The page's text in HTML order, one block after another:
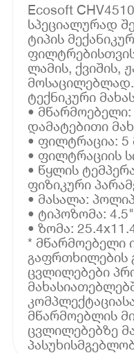
Ecosoft
სპეციალურად
ტიპის
ლამის, ქვიშის,
მოსაცილებლად.
ტექნიკური
• მწარმოებელი:
დამატებითი
• ფილტრაცია: 5
• ფილტრაციის
• წყლის
ფიზიკური
• მასალა:
• ტიპოზომა:
• ზომა:
* მწარმოებელი
გაფრთხილების
ცვლილებები
მწარმოებლის
ცვლილებებზე